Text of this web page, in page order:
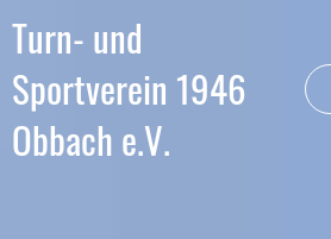
Turn- und
Sportverein 1946
Obbach e.V.